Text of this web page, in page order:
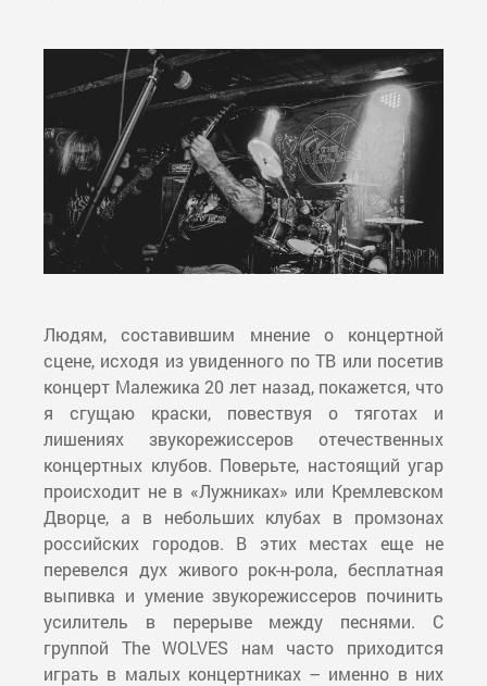
Людям, составившим мнение о концертной
сцене, исходя из увиденного по ТВ или посетив
концерт Малежика 20 лет назад, покажется, что
я сгущаю краски, повествуя о тяготах и
лишениях звукорежиссеров отечественных
концертных клубов. Поверьте, настоящий угар
происходит не в «Лужниках» или Кремлевском
Дворце, а в небольших клубах в промзонах
российских городов. В этих местах еще не
перевелся дух живого рок-н-рола, бесплатная
выпивка и умение звукорежиссеров починить
усилитель в перерыве между песнями. С
группой The WOLVES нам часто приходится
играть в малых концертниках – именно в них